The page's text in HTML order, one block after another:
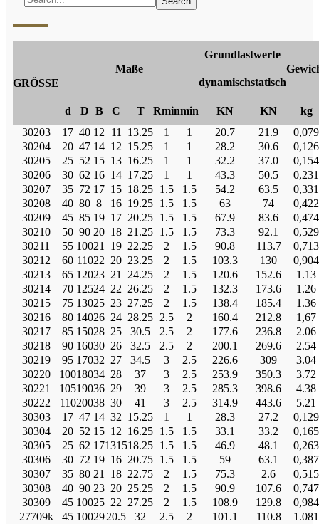
GRÖSSE
Maße
Grundlastwerte
dynamischstatisch
d D B C T Rminmin KN KN
kg
30203
17 40 12 11 13.25 1 1 20.7 21.9
0,079
30204
20 47 14 12 15.25 1 1 28.2 30.6
0,126
30205
25 52 15 13 16.25 1 1 32.2 37.0
0,154
30206
30 62 16 14 17.25 1 1 43.3 50.5
0,231
30207
35 72 17 15 18.25 1.5 1.5 54.2 63.5
0,331
30208
40 80 8 16 19.25 1.5 1.5 63 74
0,422
30209
45 85 19 17 20.25 1.5 1.5 67.9 83.6
0,474
30210
50 90 20 18 21.25 1.5 1.5 73.3 92.1
0,529
30211
55 10021 19 22.25 2 1.5 90.8 113.7
0,713
30212
60 11022 20 23.25 2 1.5 103.3 130
0,904
30213
65 12023 21 24.25 2 1.5 120.6 152.6
1.13
30214
70 12524 22 26.25 2 1.5 132.3 173.6
1.26
30215
75 13025 23 27.25 2 1.5 138.4 185.4
1.36
30216
80 14026 24 28.25 2.5 2 160.4 212.8
1,67
30217
85 15028 25 30.5 2.5 2 177.6 236.8
2.06
30218
90 16030 26 32.5 2.5 2 200.1 269.6
2.54
30219
95 17032 27 34.5 3 2.5 226.6 309
3.04
30220
10018034 28 37 3 2.5 253.9 350.3
3.72
30221
10519036 29 39 3 2.5 285.3 398.6
4.38
30222
11020038 30 41 3 2.5 314.9 443.6
5.21
30303
17 47 14 32 15.25 1 1 28.3 27.2
0,129
30304
20 52 15 12 16.25 1.5 1.5 33.1 33.2
0,165
30305
25 62 17131518.25 1.5 1.5 46.9 48.1
0,263
30306
30 72 19 16 20.75 1.5 1.5 59 63.1
0,387
30307
35 80 21 18 22.75 2 1.5 75.3 2.6
0,515
30308
40 90 23 20 25.25 2 1.5 90.9 107.6
0,747
30309
45 10025 22 27.25 2 1.5 108.9 129.8
0,984
27709k
45 1002920.5 32 2.5 2 101.1 110.8
1.081